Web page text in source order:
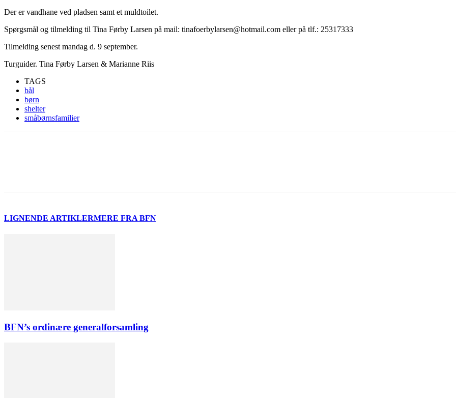
Der er vandhane ved pladsen samt et muldtoilet.
Spørgsmål og tilmelding til Tina Førby Larsen på mail: tinafoerbylarsen@hotmail.com eller på tlf.: 25317333
Tilmelding senest mandag d. 9 september.
Turguider. Tina Førby Larsen & Marianne Riis
TAGS
bål
børn
shelter
småbørnsfamilier
LIGNENDE ARTIKLERMERE FRA BFN
BFN’s ordinære generalforsamling